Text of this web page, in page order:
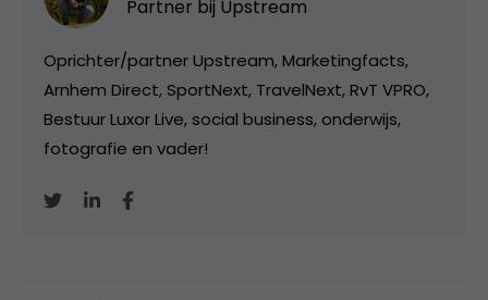
Partner bij Upstream
Oprichter/partner Upstream, Marketingfacts,
Arnhem Direct, SportNext, TravelNext, RvT VPRO,
Bestuur Luxor Live, social business, onderwijs,
fotografie en vader!